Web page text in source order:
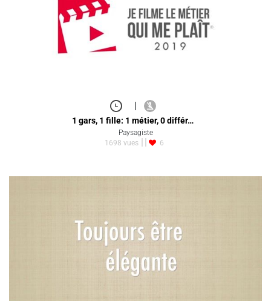
|
1 gars, 1 fille: 1 métier, 0 différ…
Paysagiste
1698 vues
6